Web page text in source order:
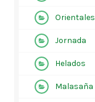
Orientales
Jornada
Helados
Malasaña